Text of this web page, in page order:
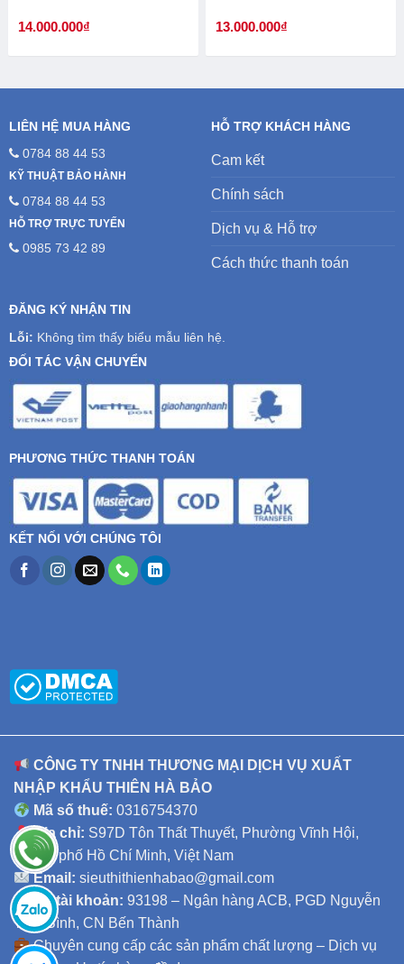
14.000.000₫ 13.000.000₫
LIÊN HỆ MUA HÀNG
0784 88 44 53
KỸ THUẬT BẢO HÀNH
0784 88 44 53
HỖ TRỢ TRỰC TUYẾN
0985 73 42 89
HỖ TRỢ KHÁCH HÀNG
Cam kết
Chính sách
Dịch vụ & Hỗ trợ
Cách thức thanh toán
ĐĂNG KÝ NHẬN TIN
Lỗi: Không tìm thấy biểu mẫu liên hệ.
ĐỐI TÁC VẬN CHUYỂN
PHƯƠNG THỨC THANH TOÁN
KẾT NỐI VỚI CHÚNG TÔI
CÔNG TY TNHH THƯƠNG MẠI DỊCH VỤ XUẤT
NHẬP KHẨU THIÊN HÀ BẢO
Mã số thuế: 0316754370
Địa chỉ: S97D Tôn Thất Thuyết, Phường Vĩnh Hội,
Thành phố Hồ Chí Minh, Việt Nam
Email: sieuthithienhabao@gmail.com
Số tài khoản: 93198 – Ngân hàng ACB, PGD Nguyễn
Thái Bình, CN Bến Thành
Chuyên cung cấp các sản phẩm chất lượng – Dịch vụ